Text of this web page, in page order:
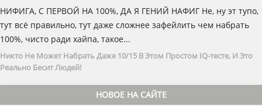
НИФИГА, С ПЕРВОЙ НА 100%, ДА Я ГЕНИЙ НАФИГ Не, ну эт тупо,
тут всë правильно, тут даже сложнее зафейлить чем набрать
100%, чисто ради хайпа, такое...
Никто Не Может Набрать Даже 10/15 В Этом Простом IQ-тесте, И Это
Реально Бесит Людей!
НОВОЕ НА САЙТЕ